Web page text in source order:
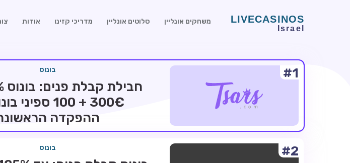
משחקים אונליין סלוטים אונליין מדריכי קזינו אודות
#1 בונוס
300€ + 100
ההפקדה
#2 בונוס